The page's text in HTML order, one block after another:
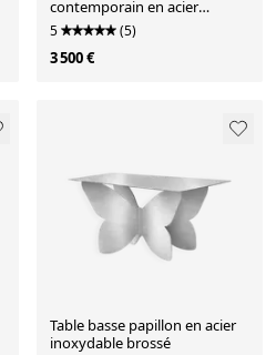
contemporain en acier
inoxydable
5 (5)
3 500 €
Table basse papillon en acier
inoxydable brossé